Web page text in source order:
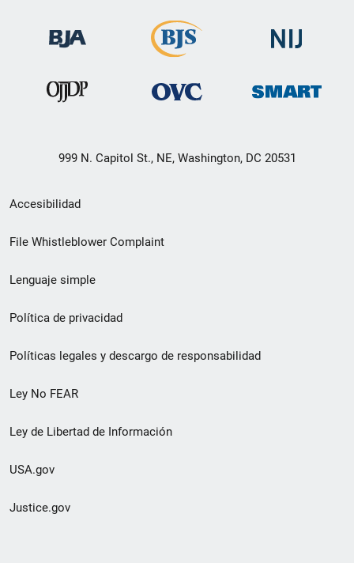
999 N. Capitol St., NE, Washington, DC 20531
Menú
de
de
pie
de
página
Accesibilidad
File Whistleblower Complaint
Lenguaje simple
Política de privacidad
Políticas legales y descargo de responsabilidad
Ley No FEAR
Ley de Libertad de Información
USA.gov
Justice.gov